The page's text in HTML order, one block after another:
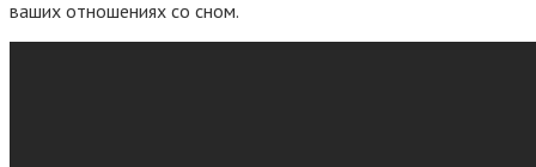
ваших отношениях со сном.